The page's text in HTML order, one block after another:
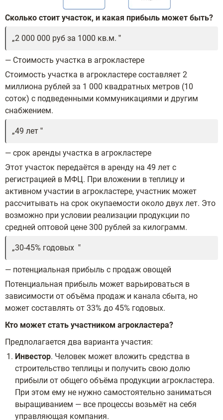
Сколько стоит участок, и какая прибыль может быть?
2 000 000 руб за 1000 кв.м.
— Стоимость участка в агрокластере
Стоимость участка в агрокластере составляет 2
миллиона рублей за 1 000 квадратных метров (10
соток) с подведенными коммуникациями и другим
снабжением.
49 лет
— срок аренды участка в агрокластере
Этот участок передаётся в аренду на 49 лет с
регистрацией в МФЦ. При вложении в теплицу и
активном участии в агрокластере, участник может
рассчитывать на срок окупаемости около двух лет. Это
возможно при условии реализации продукции по
средней оптовой цене 300 рублей за килограмм.
30-45% годовых
— потенциальная прибыль с продаж овощей
Потенциальная прибыль может варьироваться в
зависимости от объёма продаж и канала сбыта, но
может составлять от 33% до 45% годовых.
Кто может стать участником агрокластера?
Предполагается два варианта участия:
Инвестор. Человек может вложить средства в
строительство теплицы и получить свою долю
прибыли от общего объёма продукции агрокластера.
При этом ему не нужно самостоятельно заниматься
выращиванием — все процессы возьмёт на себя
управляющая компания.